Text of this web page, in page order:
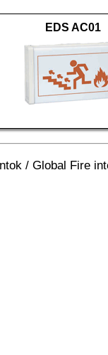
EDS AC01
/ Global Fire